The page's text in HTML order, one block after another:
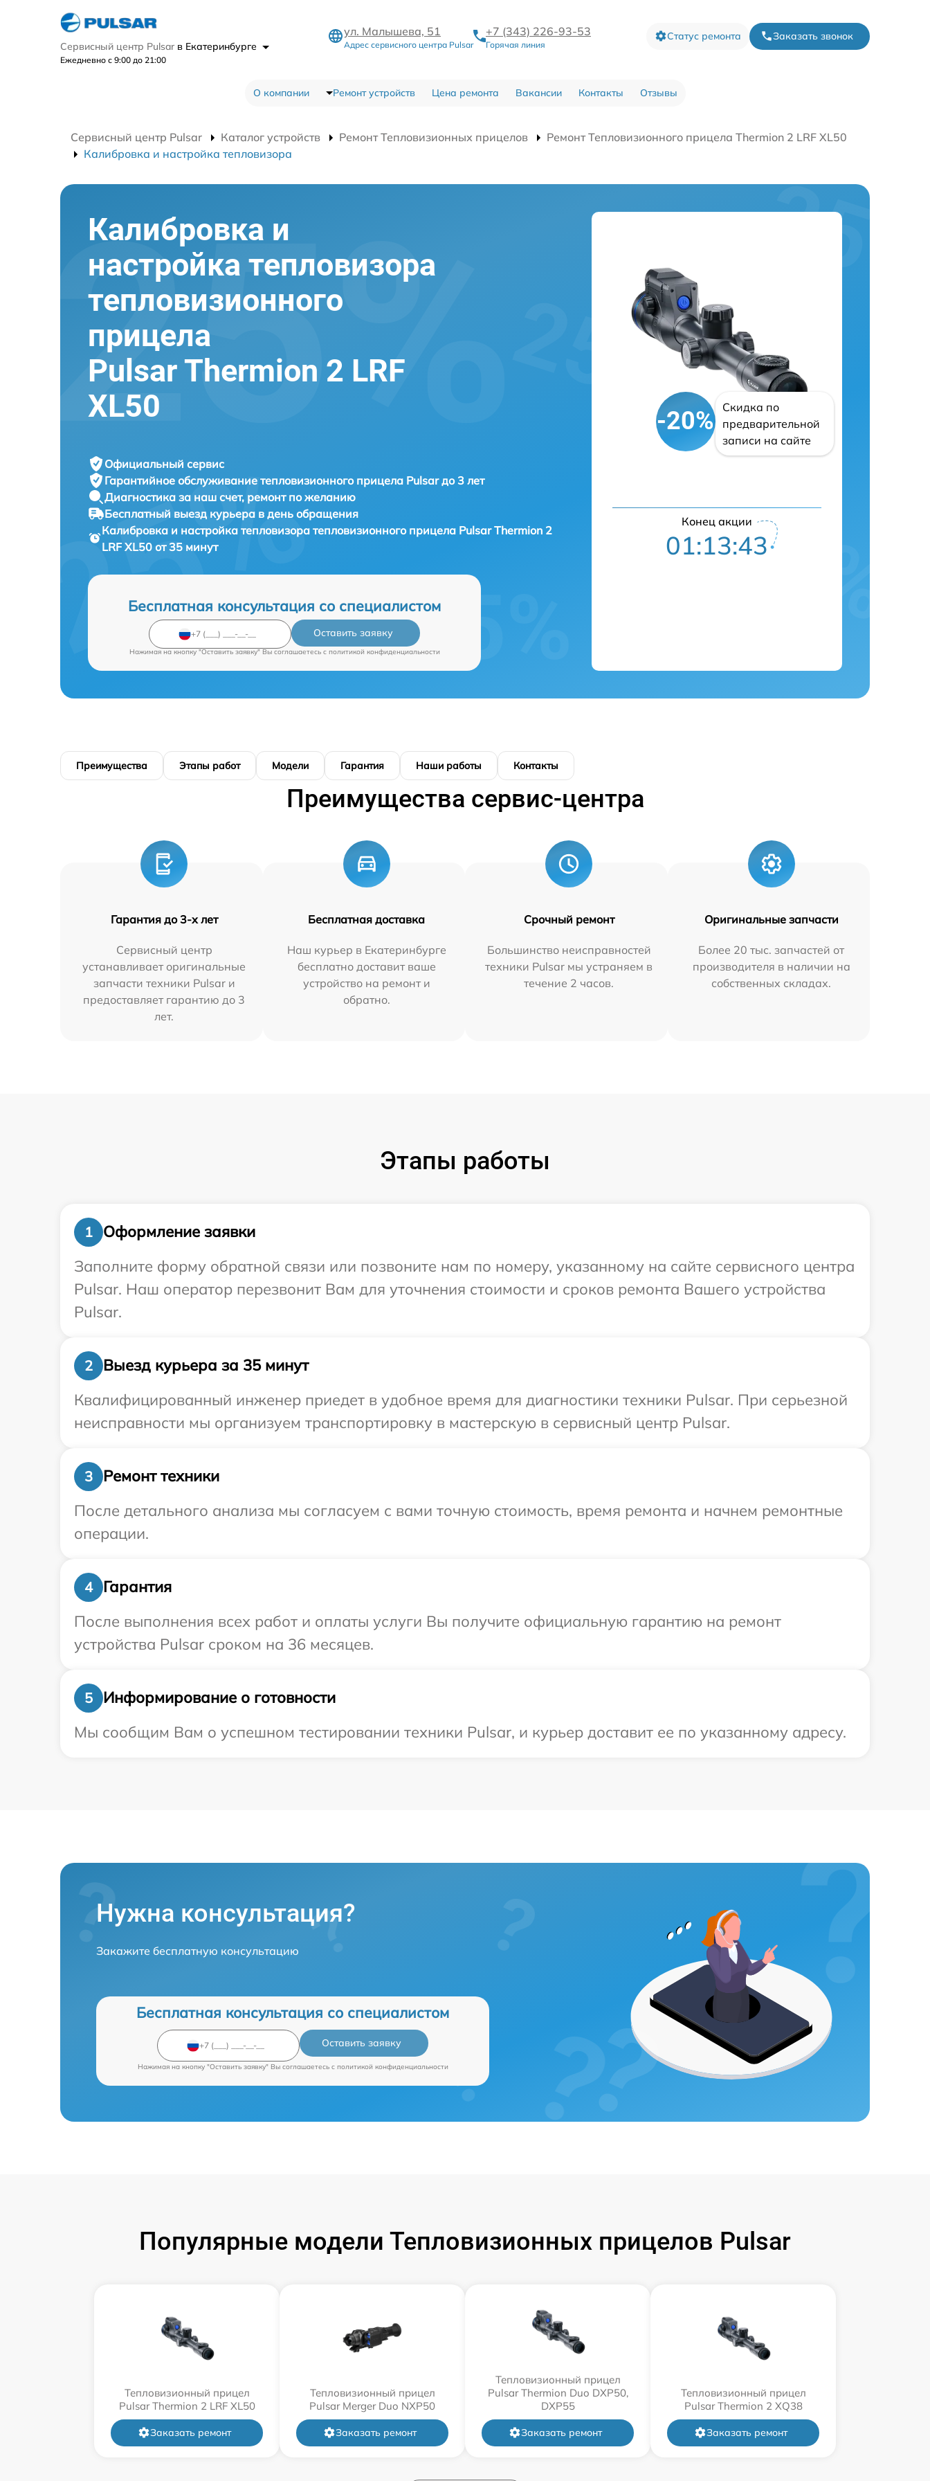
Сервисный центр Pulsar в Екатеринбурге
Ежедневно с 9:00 до 21:00
ул. Малышева, 51
Адрес сервисного центра Pulsar
+7 (343) 226-93-53
Горячая линия
Статус ремонта Заказать звонок
О компании Ремонт устройств Цена ремонта Вакансии Контакты Отзывы
Сервисный центр Pulsar Каталог устройств Ремонт Тепловизионных прицелов
Ремонт Тепловизионного прицела Thermion 2 LRF XL50
Калибровка и настройка тепловизора
Калибровка и
настройка тепловизора
тепловизионного
прицела
Pulsar Thermion 2 LRF
XL50
Официальный сервис
Гарантийное обслуживание тепловизионного прицела Pulsar до 3 лет
Диагностика за наш счет, ремонт по желанию
Бесплатный выезд курьера в день обращения
Калибровка и настройка тепловизора тепловизионного прицела Pulsar Thermion 2
LRF XL50 от 35 минут
Бесплатная консультация со специалистом
Оставить заявку
Нажимая на кнопку "Оставить заявку" Вы соглашаетесь c политикой конфиденциальности
-20%
Скидка по
предварительной
записи на сайте
Конец акции
01:13:42
Преимущества Этапы работ Модели Гарантия Наши работы Контакты
Преимущества сервис-центра
Гарантия до 3-х лет
Сервисный центр
устанавливает оригинальные
запчасти техники Pulsar и
предоставляет гарантию до 3
лет.
Бесплатная доставка
Наш курьер в Екатеринбурге
бесплатно доставит ваше
устройство на ремонт и
обратно.
Срочный ремонт
Большинство неисправностей
техники Pulsar мы устраняем в
течение 2 часов.
Оригинальные запчасти
Более 20 тыс. запчастей от
производителя в наличии на
собственных складах.
Этапы работы
1
Оформление заявки
Заполните форму обратной связи или позвоните нам по номеру, указанному на сайте сервисного центра
Pulsar. Наш оператор перезвонит Вам для уточнения стоимости и сроков ремонта Вашего устройства
Pulsar.
2
Выезд курьера за 35 минут
Квалифицированный инженер приедет в удобное время для диагностики техники Pulsar. При серьезной
неисправности мы организуем транспортировку в мастерскую в сервисный центр Pulsar.
3
Ремонт техники
После детального анализа мы согласуем с вами точную стоимость, время ремонта и начнем ремонтные
операции.
4
Гарантия
После выполнения всех работ и оплаты услуги Вы получите официальную гарантию на ремонт
устройства Pulsar сроком на 36 месяцев.
5
Информирование о готовности
Мы сообщим Вам о успешном тестировании техники Pulsar, и курьер доставит ее по указанному адресу.
Нужна консультация?
Закажите бесплатную консультацию
Бесплатная консультация со специалистом
Оставить заявку
Нажимая на кнопку "Оставить заявку" Вы соглашаетесь c политикой конфиденциальности
Популярные модели Тепловизионных прицелов Pulsar
Тепловизионный прицел
Pulsar Thermion 2 LRF XL50
Заказать ремонт
Тепловизионный прицел
Pulsar Merger Duo NXP50
Заказать ремонт
Тепловизионный прицел
Pulsar Thermion Duo DXP50,
DXP55
Заказать ремонт
Тепловизионный прицел
Pulsar Thermion 2 XQ38
Заказать ремонт